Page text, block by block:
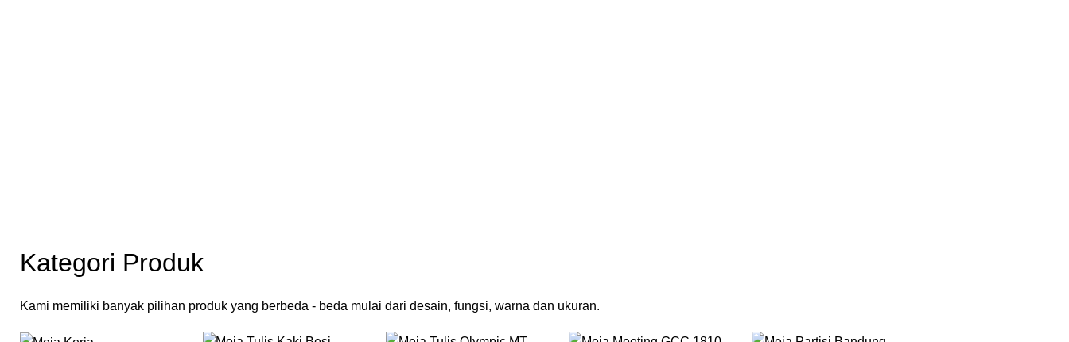
Kategori Produk
Kami memiliki banyak pilihan produk yang berbeda - beda mulai dari desain, fungsi, warna dan ukuran.